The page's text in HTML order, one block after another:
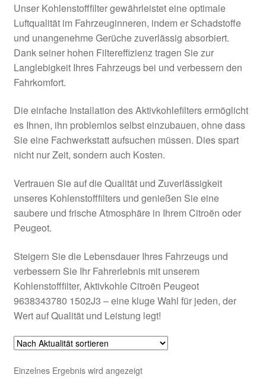
Mein Konto
Über uns
Warenkorb
Weltweiter Versand
Zahlungen
Unser Kohlenstofffilter gewährleistet eine optimale
Luftqualität im Fahrzeuginneren, indem er Schadstoffe
und unangenehme Gerüche zuverlässig absorbiert.
Dank seiner hohen Filtereffizienz tragen Sie zur
Langlebigkeit Ihres Fahrzeugs bei und verbessern den
Fahrkomfort.
Die einfache Installation des Aktivkohlefilters ermöglicht
es Ihnen, ihn problemlos selbst einzubauen, ohne dass
Sie eine Fachwerkstatt aufsuchen müssen. Dies spart
nicht nur Zeit, sondern auch Kosten.
Vertrauen Sie auf die Qualität und Zuverlässigkeit
unseres Kohlenstofffilters und genießen Sie eine
saubere und frische Atmosphäre in Ihrem Citroën oder
Peugeot.
Steigern Sie die Lebensdauer Ihres Fahrzeugs und
verbessern Sie Ihr Fahrerlebnis mit unserem
Kohlenstofffilter, Aktivkohle Citroën Peugeot
9638343780 1502J3 – eine kluge Wahl für jeden, der
Wert auf Qualität und Leistung legt!
Einzelnes Ergebnis wird angezeigt